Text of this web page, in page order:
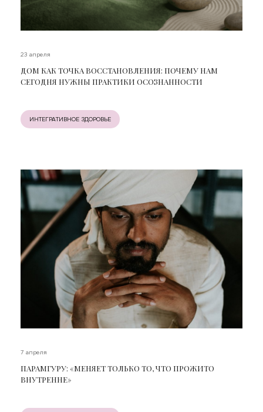
23 апреля
ДОМ КАК ТОЧКА ВОССТАНОВЛЕНИЯ: ПОЧЕМУ НАМ
СЕГОДНЯ НУЖНЫ ПРАКТИКИ ОСОЗНАННОСТИ
ИНТЕГРАТИВНОЕ ЗДОРОВЬЕ
7 апреля
ПАРАМГУРУ: «МЕНЯЕТ ТОЛЬКО ТО, ЧТО ПРОЖИТО
ВНУТРЕННЕ»